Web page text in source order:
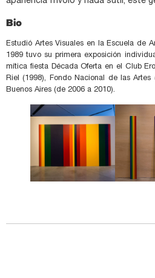
Bio
Estudió Artes Visuales en la Escuela de
1989 tuvo su primera exposición
mítica fiesta Década Oferta en el Club
Riel (1998), Fondo Nacional de las
Buenos Aires (de 2006 a 2010).